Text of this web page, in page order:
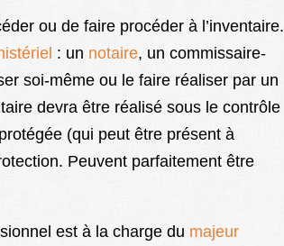
ou de faire procéder à l’inventaire.
: un notaire, un commissaire-
soi-même ou le faire réaliser par un
devra être réalisé sous le contrôle
(qui peut être présent à
Peuvent parfaitement être
est à la charge du majeur